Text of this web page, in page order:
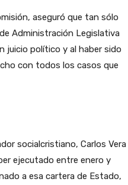
aseguró que tan sólo
Administración Legislativa
juicio político y al haber sido
con todos los casos que
socialcristiano, Carlos Vera
ejecutado entre enero y
a esa cartera de Estado,